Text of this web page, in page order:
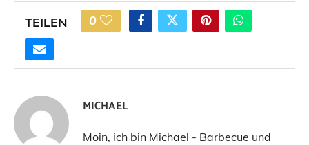
TEILEN 0
MICHAEL
Moin, ich bin Michael - Barbecue und